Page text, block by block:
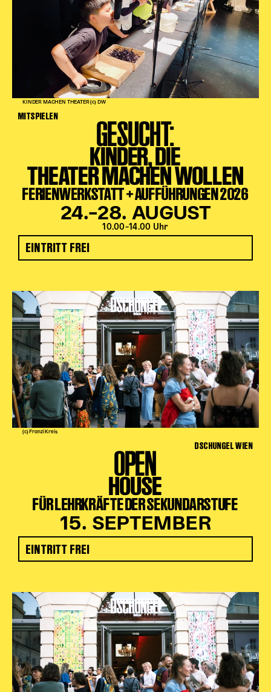
Karten + Preise
Vermietung
Newsletter
SPENDEN + FÖRDERN
Translate to English
Suchbegriffe
Suchen
KINDER MACHEN THEATER (c) DW
MITSPIELEN GESUCHT:
KINDER, DIE
THEATER MACHEN WOLLEN
FERIENWERKSTATT + AUFFÜHRUNGEN 2026
24.–28. AUGUST
10.00–14.00 Uhr
EINTRITT FREI
(c) Franzi Kreis
DSCHUNGEL WIEN
OPEN
HOUSE
FÜR LEHRKRÄFTE DER SEKUNDARSTUFE
15. SEPTEMBER
EINTRITT FREI